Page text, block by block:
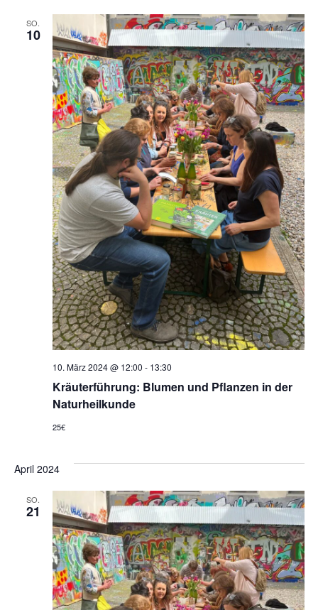
SO.
10
Kräuterführung: Blumen und Pflanzen in der
Naturheilkunde
10. März 2024 @ 12:00 - 13:30
25€
April 2024
SO.
21